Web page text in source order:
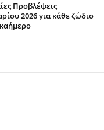
Προβλέψεις
2026 για κάθε ζώδιο